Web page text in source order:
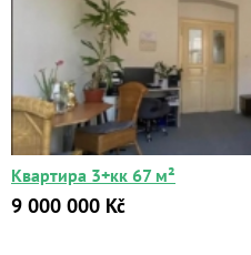
Квартира 3+кк 67 м²
9 000 000 Kč